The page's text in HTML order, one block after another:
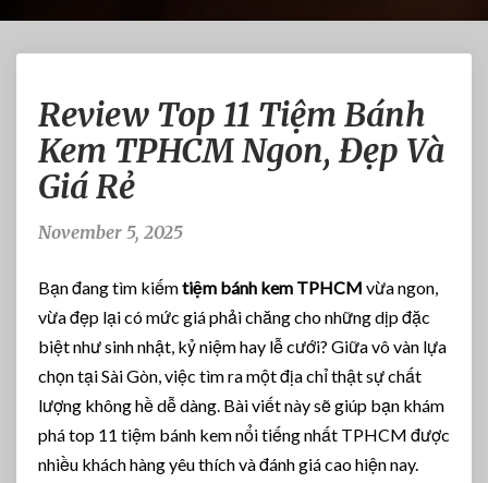
e
v
i
p
1
T
i
ệ
m
B
á
Review Top 11 Tiệm Bánh
Kem TPHCM Ngon, Đẹp Và
Giá Rẻ
November 5, 2025
Bạn đang tìm kiếmtiệm bánh kem TPHCM vừa ngon,
vừa đẹp lại có mức giá phải chăng cho những dịp đặc
biệt như sinh nhật, kỷ niệm hay lễ cưới? Giữa vô vàn lựa
chọn tại Sài Gòn, việc tìm ra một địa chỉ thật sự chất
lượng không hề dễ dàng. Bài viết này sẽ giúp bạn khám
phá top 11 tiệm bánh kem nổi tiếng nhất TPHCM được
nhiều khách hàng yêu thích và đánh giá cao hiện nay.